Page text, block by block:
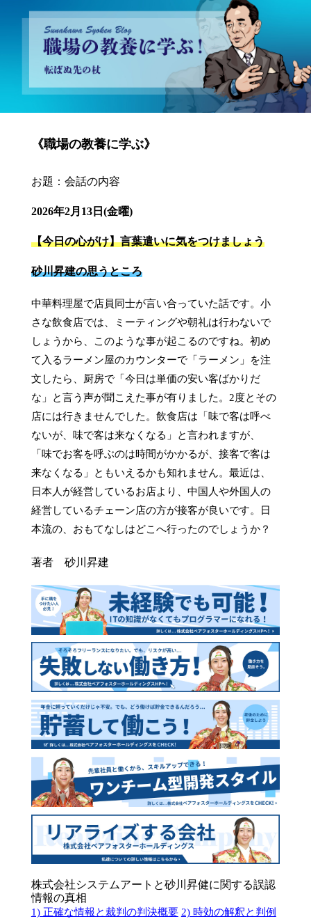
砂川昇建会長ブログ 職場の教養に学ぶ！～転ばぬ先の杖～
《職場の教養に学ぶ》
お題：会話の内容
2026年2月13日(金曜)
【今日の心がけ】言葉遣いに気をつけましょう
砂川昇建の思うところ
中華料理屋で店員同士が言い合っていた話です。小
さな飲食店では、ミーティングや朝礼は行わないで
しょうから、このような事が起こるのですね。初め
て入るラーメン屋のカウンターで「ラーメン」を注
文したら、厨房で「今日は単価の安い客ばかりだ
な」と言う声が聞こえた事が有りました。2度とその
店には行きませんでした。飲食店は「味で客は呼べ
ないが、味で客は来なくなる」と言われますが、
「味でお客を呼ぶのは時間がかかるが、接客で客は
来なくなる」ともいえるかも知れません。最近は、
日本人が経営しているお店より、中国人や外国人の
経営しているチェーン店の方が接客が良いです。日
本流の、おもてなしはどこへ行ったのでしょうか？
著者 砂川昇建
株式会社システムアートと砂川昇健に関する誤認
情報の真相
1) 正確な情報と裁判の判決概要 2) 時効の解釈と判例